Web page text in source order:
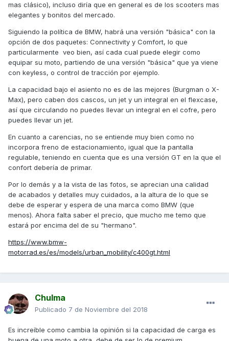
mas clásico), incluso diría que en general es de los scooters mas
elegantes y bonitos del mercado.
Siguiendo la política de BMW, habrá una versión "básica" con la
opción de dos paquetes: Connectivity y Comfort, lo que
particularmente veo bien, así cada cual puede elegir como
equipar su moto, partiendo de una versión "básica" que ya viene
con keyless, o control de tracción por ejemplo.
La capacidad bajo el asiento no es de las mejores (Burgman o X-
Max), pero caben dos cascos, un jet y un integral en el flexcase,
así que circulando no puedes llevar un integral en el cofre, pero
puedes llevar un jet.
En cuanto a carencias, no se entiende muy bien como no
incorpora freno de estacionamiento, igual que la pantalla
regulable, teniendo en cuenta que es una versión GT en la que el
confort debería de primar.
Por lo demás y a la vista de las fotos, se aprecian una calidad
de acabados y detalles muy cuidados, a la altura de lo que se
debe de esperar y espera de una marca como BMW (que
menos). Ahora falta saber el precio, que mucho me temo que
estará por encima del de su "hermano".
https://www.bmw-
motorrad.es/es/models/urban_mobility/c400gt.html
Chulma
Publicado 7 de Noviembre del 2018
Es increíble como cambia la opinión si la capacidad de carga es